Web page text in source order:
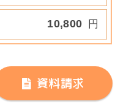
10,800 円
資料請求